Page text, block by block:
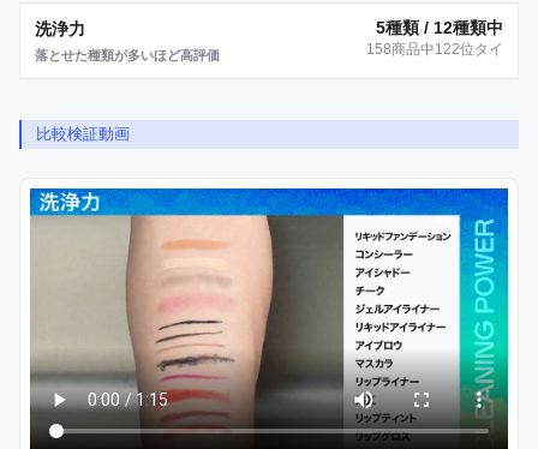
洗浄力
落とせた種類が多いほど高評価
5種類 / 12種類中
158商品中122位タイ
比較検証動画